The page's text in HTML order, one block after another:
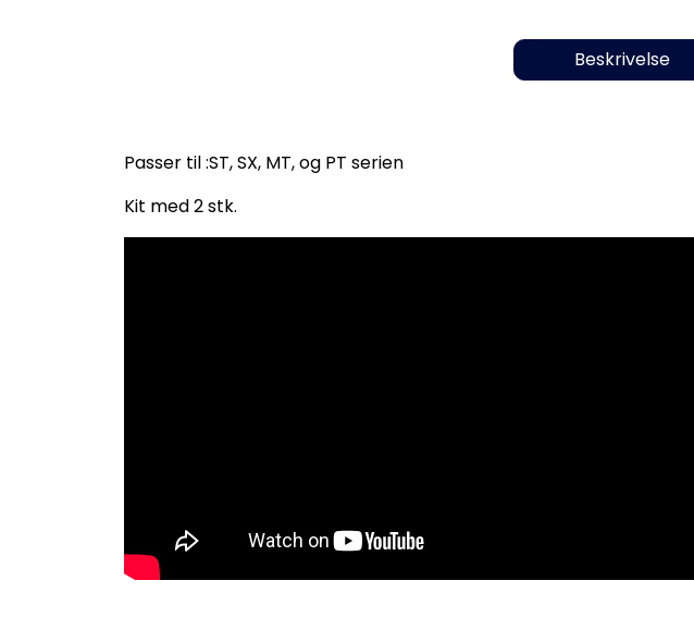
Beskrivelse
Passer til :ST, SX, MT, og PT serien
Kit med 2 stk.